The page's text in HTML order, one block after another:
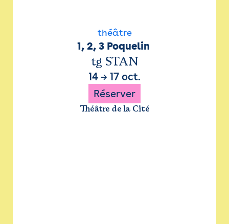
théâtre
1, 2, 3 Poquelin
tg STAN
14 → 17 oct.
Réserver
Théâtre de la Cité